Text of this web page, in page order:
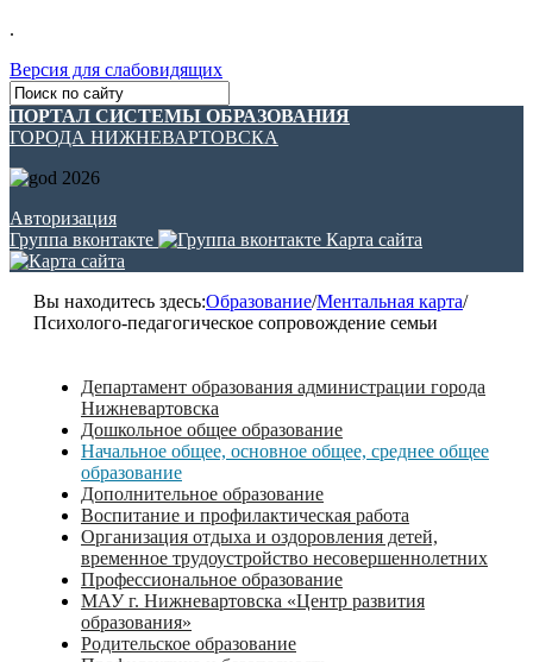
.
Версия для слабовидящих
ПОРТАЛ СИСТЕМЫ ОБРАЗОВАНИЯ
ГОРОДА НИЖНЕВАРТОВСКА
Авторизация
Группа вконтакте
Карта сайта
Вы находитесь здесь:Образование/Ментальная карта/
Психолого-педагогическое сопровождение семьи
Департамент образования администрации города
Нижневартовска
Дошкольное общее образование
Начальное общее, основное общее, среднее общее
образование
Дополнительное образование
Воспитание и профилактическая работа
Организация отдыха и оздоровления детей,
временное трудоустройство несовершеннолетних
Профессиональное образование
МАУ г. Нижневартовска «Центр развития
образования»
Родительское образование